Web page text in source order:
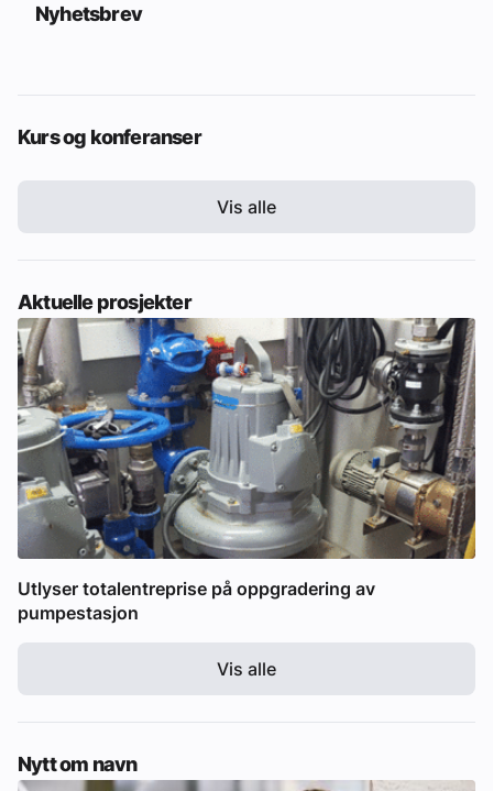
Nyhetsbrev
Kurs og konferanser
Vis alle
Aktuelle prosjekter
Utlyser totalentreprise på oppgradering av
pumpestasjon
Vis alle
Nytt om navn